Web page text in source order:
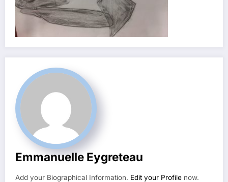
Emmanuelle Eygreteau
Add your Biographical Information. Edit your Profile now.